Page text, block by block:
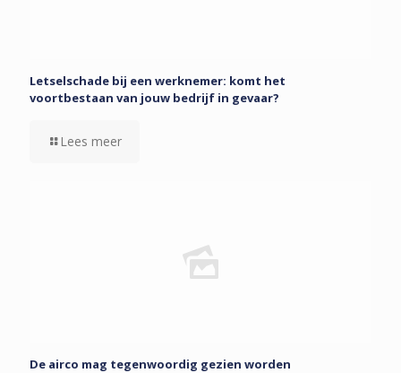
Letselschade bij een werknemer: komt het
voortbestaan van jouw bedrijf in gevaar?
Lees meer
De airco mag tegenwoordig gezien worden